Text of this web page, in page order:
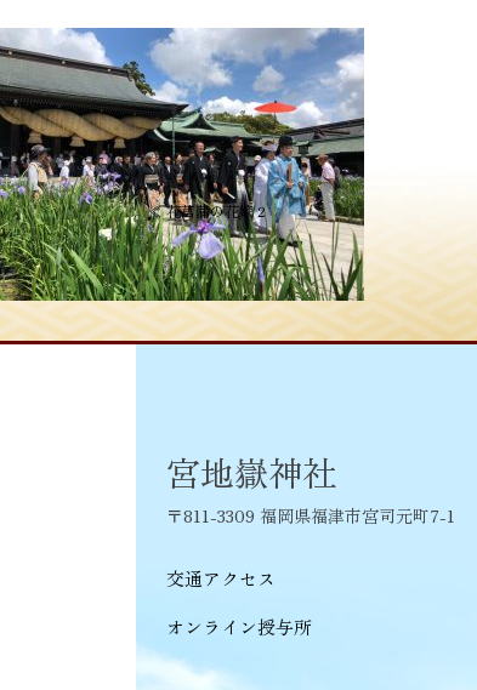
投
稿
ナ
ビ
シ
ョ
ン
≪花菖蒲の花嫁 2
宮地嶽神社
〒811-3309 福岡県福津市宮司元町7-1
交通アクセス
オンライン授与所